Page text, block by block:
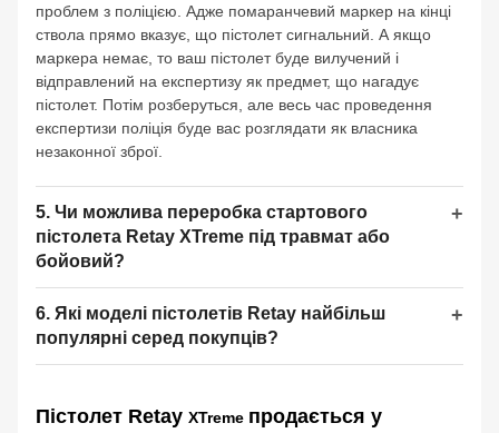
проблем з поліцією. Адже помаранчевий маркер на кінці
ствола прямо вказує, що пістолет сигнальний. А якщо
маркера немає, то ваш пістолет буде вилучений і
відправлений на експертизу як предмет, що нагадує
пістолет. Потім розберуться, але весь час проведення
експертизи поліція буде вас розглядати як власника
незаконної зброї.
5. Чи можлива переробка стартового
пістолета Retay XTreme під травмат або
бойовий?
6. Які моделі пістолетів Retay найбільш
популярні серед покупців?
Пістолет Retay XTreme продається у